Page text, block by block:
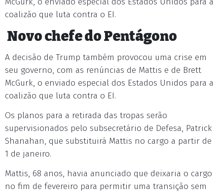
coalizão que luta contra o EI.
Novo chefe do Pentágono
A decisão de Trump também provocou uma crise em
seu governo, com as renúncias de Mattis e de Brett
McGurk, o enviado especial dos Estados Unidos para a
coalizão que luta contra o EI.
Os planos para a retirada das tropas serão
supervisionados pelo subsecretário de Defesa, Patrick
Shanahan, que substituirá Mattis no cargo a partir de
1 de janeiro.
Mattis, 68 anos, havia anunciado que deixaria o cargo
no fim de fevereiro para permitir uma transição sem